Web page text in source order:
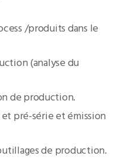
/produits dans le
(analyse du
de production.
pré-série et émission
de production.